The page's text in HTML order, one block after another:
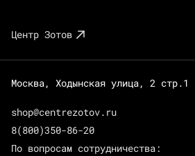
Центр Зотов
Москва, Ходынская улица, 2 стр.1
shop@centrezotov.ru
8(800)350-86-20
По вопросам сотрудничества: